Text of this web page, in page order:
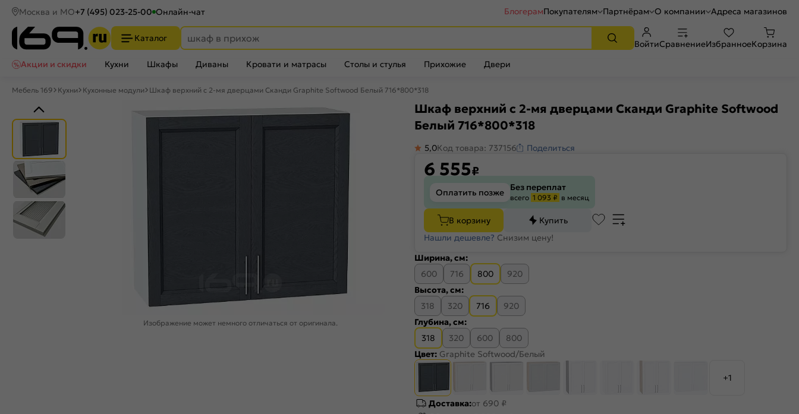
Москва и МО+7 (495) 023-25-00 Онлайн-чат БлогерамПокупателям Партнёрам О компании Адреса магазинов
Каталог
ВойтиСравнениеИзбранноеКорзина
Акции и скидки
Кухни Шкафы Диваны Кровати и матрасы Столы и стулья Прихожие Двери
Мебель 169 Кухни Кухонные модули Шкаф верхний с 2-мя дверцами Сканди Graphite Softwood Белый 716*800*318
Изображение может немного отличаться от оригинала.
Шкаф верхний с 2-мя дверцами Сканди Graphite Softwood
Белый 716*800*318
5,0Код товара: 737156 Поделиться
6 555₽
Оплатить позже Без переплат
всего 1 093 ₽ в месяц
В корзину
Купить
Нашли дешевле? Снизим цену!
Ширина, см:
600
716 800
920
Высота, см:
318
320 716
920
Глубина, см:
318
320 600
800
Цвет: Graphite Softwood/Белый
+1
Доставка:от 690 ₽